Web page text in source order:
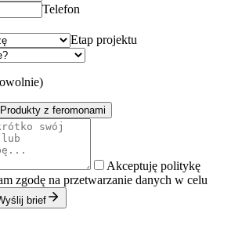
Telefon
Etap projektu
Produkty z feromonami
Akceptuję politykę
zgodę na przetwarzanie danych w celu
brief